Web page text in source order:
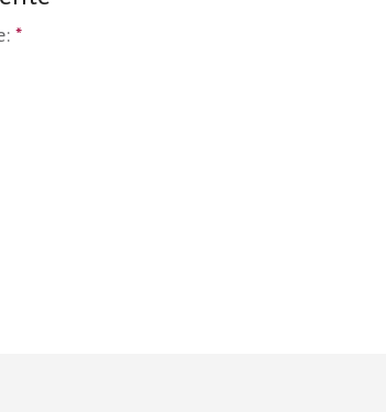
*